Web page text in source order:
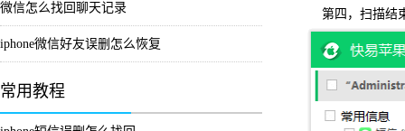
微信怎么找回聊天记录
iphone微信好友误删怎么恢复
常用教程
第四，扫描结